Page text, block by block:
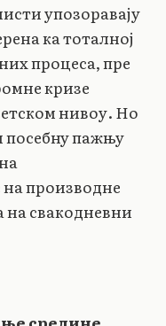
упозоравају
ка тоталној
процеса, пре
кризе
нивоу. Но
посебну пажњу
на производне
на свакодневни